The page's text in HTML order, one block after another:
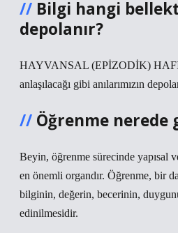
Bilgi hangi
depolanır?
HAYVANSAL (EPİZODİK)
anlaşılacağı gibi anılarımızın
Öğrenme nerede
Beyin, öğrenme sürecinde yapısal
en önemli organdır. Öğrenme, bir
bilginin, değerin, becerinin,
edinilmesidir.